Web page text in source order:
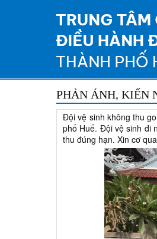
PHẢN ÁNH, KIẾN
Đội vệ sinh không thu
phố Huế. Đội vệ sinh đi
thu đúng hạn. Xin cơ